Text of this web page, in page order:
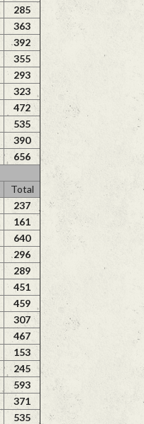
285
363
392
355
293
323
472
535
390
656
Total
237
161
640
296
289
451
459
307
467
153
245
593
371
535